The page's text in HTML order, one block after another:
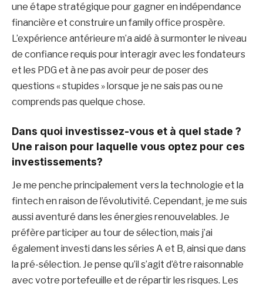
une étape stratégique pour gagner en indépendance
financière et construire un family office prospère.
L’expérience antérieure m’a aidé à surmonter le niveau
de confiance requis pour interagir avec les fondateurs
et les PDG et à ne pas avoir peur de poser des
questions « stupides » lorsque je ne sais pas ou ne
comprends pas quelque chose.
Dans quoi investissez-vous et à quel stade ?
Une raison pour laquelle vous optez pour ces
investissements?
Je me penche principalement vers la technologie et la
fintech en raison de l’évolutivité. Cependant, je me suis
aussi aventuré dans les énergies renouvelables. Je
préfère participer au tour de sélection, mais j’ai
également investi dans les séries A et B, ainsi que dans
la pré-sélection. Je pense qu’il s’agit d’être raisonnable
avec votre portefeuille et de répartir les risques. Les